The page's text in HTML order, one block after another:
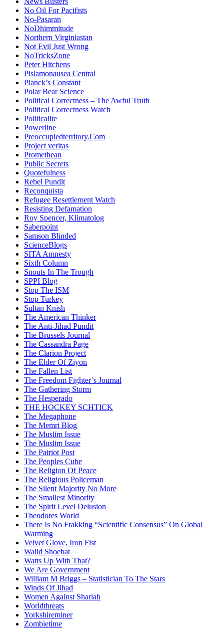
No Oil For Pacifists
No-Pasaran
NoDhimmitude
Northern Virginiastan
Not Evil Just Wrong
NoTricksZone
Peter Hitchens
Pislamonausea Central
Planck’s Constant
Polar Bear Science
Political Correctness – The Awful Truth
Political Correctness Watch
Politicalite
Powerline
Preoccupiedterritory.Com
Project veritas
Promethean
Public Secrets
Quotefulness
Rebel Pundit
Reconquista
Refugee Resettlement Watch
Resisting Defamation
Roy Spencer, Klimatolog
Saberpoint
Samson Blinded
ScienceBlogs
SITA Amnesty
Sixth Column
Snouts In The Trough
SPPI Blog
Stop The ISM
Stop Turkey
Sultan Knish
The American Thinker
The Anti-Jihad Pundit
The Brussels Journal
The Cassandra Page
The Clarion Project
The Elder Of Ziyon
The Fallen List
The Freedom Fighter’s Journal
The Gathering Storm
The Hesperado
THE HOCKEY SCHTICK
The Megaphone
The Memri Blog
The Muslim Issue
The Muslim Issue
The Patriot Post
The Peoples Cube
The Religion Of Peace
The Religious Policeman
The Silent Majority No More
The Smallest Minority
The Spirit Level Delusion
Theodores World
There Is No Frakking “Scientific Consensus” On Global
Warming
Velvet Glove, Iron Fist
Walid Shoebat
Watts Up With That?
We Are Government
William M Briggs – Statistician To The Stars
Winds Of Jihad
Women Against Shariah
Worldthreats
Yorkshireminer
Zombietime